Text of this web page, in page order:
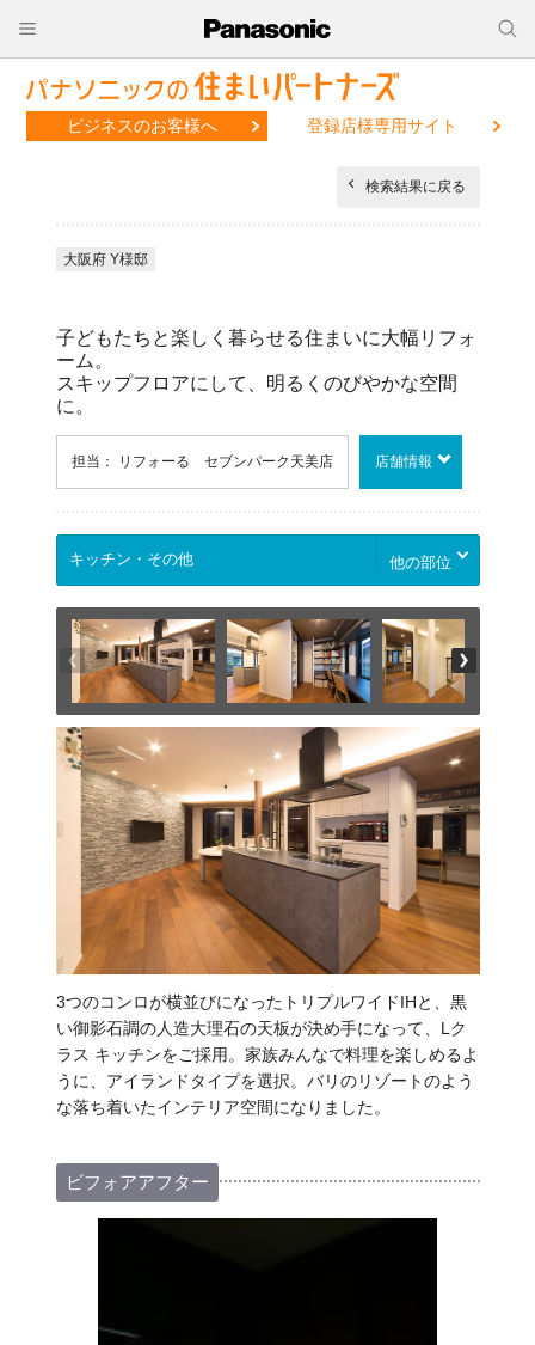
ビジネスのお客様へ 登録店様専用サイト
検索結果に戻る
大阪府 Y様邸
子どもたちと楽しく暮らせる住まいに大幅リフォ
ーム。
スキップフロアにして、明るくのびやかな空間
に。
担当： リフォーる セブンパーク天美店 店舗情報
他の部位
3つのコンロが横並びになったトリプルワイドIHと、黒
い御影石調の人造大理石の天板が決め手になって、Lク
ラス キッチンをご採用。家族みんなで料理を楽しめるよ
うに、アイランドタイプを選択。バリのリゾートのよう
な落ち着いたインテリア空間になりました。
ビフォアアフター